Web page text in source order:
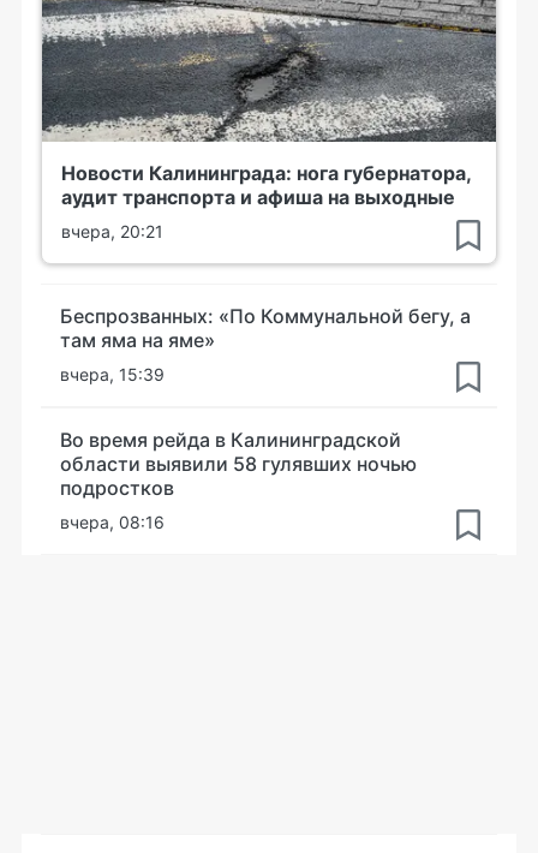
Новости Калининграда: нога губернатора,
аудит транспорта и афиша на выходные
вчера, 20:21
Беспрозванных: «По Коммунальной бегу, а
там яма на яме»
вчера, 15:39
Во время рейда в Калининградской
области выявили 58 гулявших ночью
подростков
вчера, 08:16